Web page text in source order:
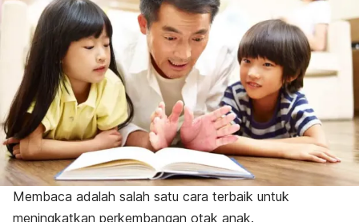
Membaca adalah salah satu cara terbaik untuk
meningkatkan perkembangan otak anak.